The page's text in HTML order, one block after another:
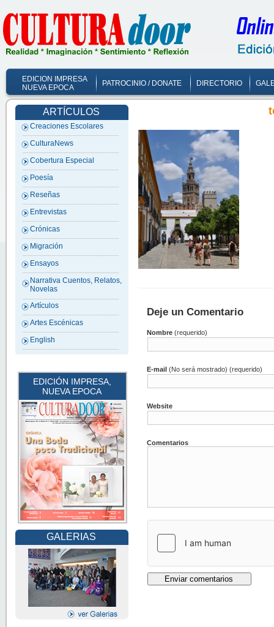
EDICION IMPRESA
NUEVA EPOCA
PATROCINIO / DONATE DIRECTORIO
ARTÍCULOS
Creaciones Escolares
CulturaNews
Cobertura Especial
Poesía
Reseñas
Entrevistas
Crónicas
Migración
Ensayos
Narrativa Cuentos, Relatos,
Novelas
Artículos
Artes Escénicas
English
EDICIÓN IMPRESA,
NUEVA EPOCA
GALERIAS
Deje un Comentario
Nombre (requerido)
E-mail (No será mostrado) (requerido)
Website
Comentarios